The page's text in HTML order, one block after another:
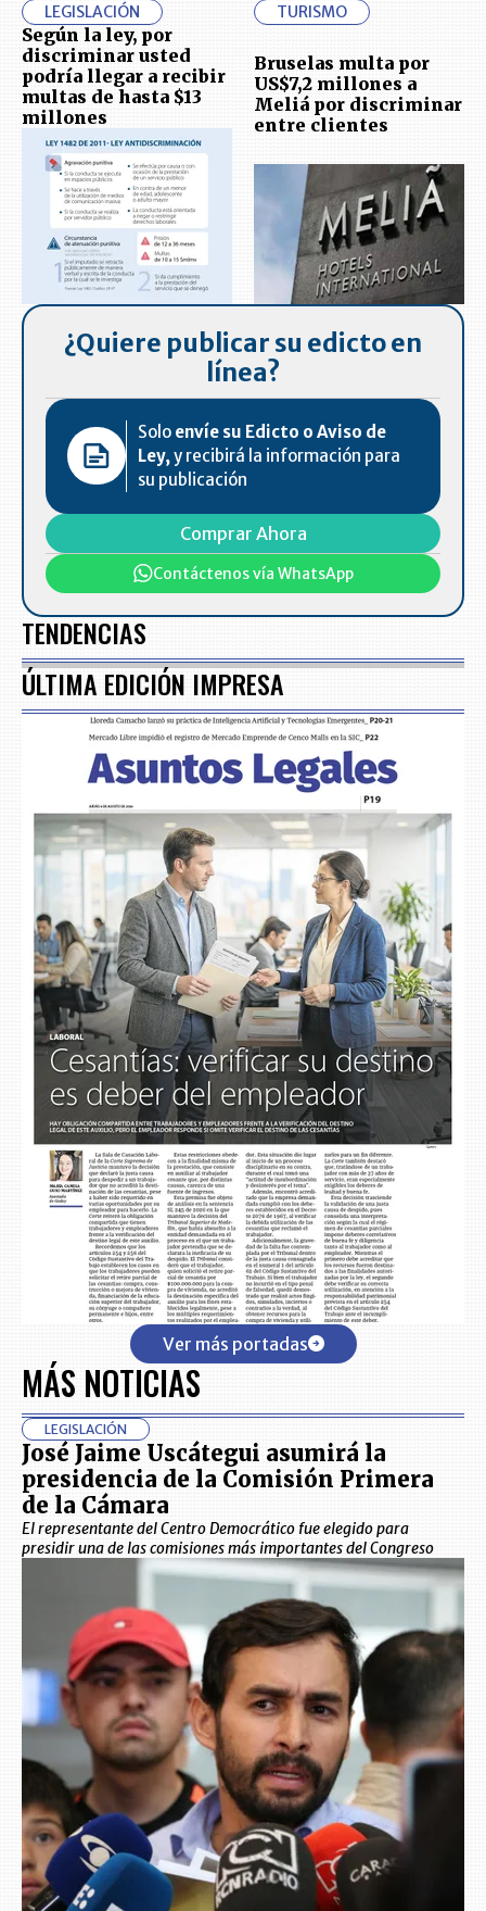
LEGISLACIÓN
Según la ley, por
discriminar usted
podría llegar a recibir
multas de hasta $13
millones
TURISMO
Bruselas multa por
US$7,2 millones a
Meliá por discriminar
entre clientes
¿Quiere publicar su edicto en
línea?
Solo envíe su Edicto o Aviso de
Ley, y recibirá la información para
su publicación
Comprar Ahora
Contáctenos vía WhatsApp
TENDENCIAS
ÚLTIMA EDICIÓN IMPRESA
Ver más portadas
MÁS NOTICIAS
LEGISLACIÓN
José Jaime Uscátegui asumirá la
presidencia de la Comisión Primera
de la Cámara
El representante del Centro Democrático fue elegido para
presidir una de las comisiones más importantes del Congreso